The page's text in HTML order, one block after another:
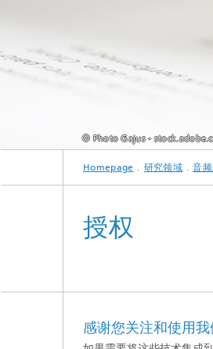
© Photo Gajus -
Homepage 研究领域 音
授权
感谢您关注和使用我